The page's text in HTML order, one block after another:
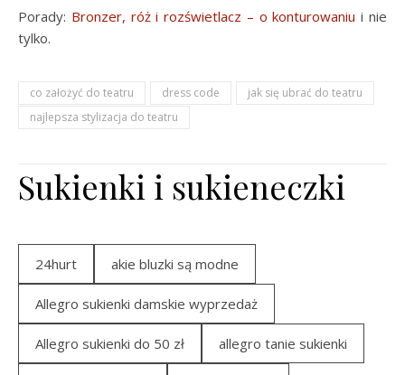
Porady: Bronzer, róż i rozświetlacz – o konturowaniu i nie
tylko.
co założyć do teatru dress code
jak się ubrać do teatru
najlepsza stylizacja do teatru
Sukienki i sukieneczki
24hurt akie bluzki są modne
Allegro sukienki damskie wyprzedaż
Allegro sukienki do 50 zł allegro tanie sukienki